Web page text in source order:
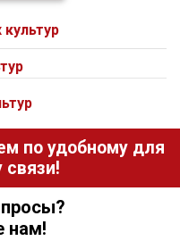
по удобному для
связи!
нам!